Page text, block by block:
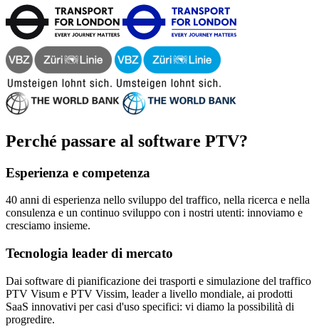
Perché passare al software PTV?
Esperienza e competenza
40 anni di esperienza nello sviluppo del traffico, nella ricerca e nella
consulenza e un continuo sviluppo con i nostri utenti: innoviamo e
cresciamo insieme.
Tecnologia leader di mercato
Dai software di pianificazione dei trasporti e simulazione del traffico
PTV Visum e PTV Vissim, leader a livello mondiale, ai prodotti
SaaS innovativi per casi d'uso specifici: vi diamo la possibilità di
progredire.